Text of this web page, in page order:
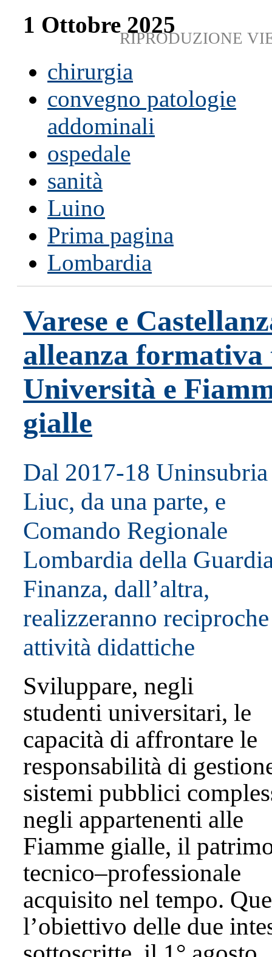
1 Ottobre 2025
RIPRODUZIONE
chirurgia
convegno patologie
addominali
ospedale
sanità
Luino
Prima pagina
Lombardia
Varese e
alleanza
Università e
gialle
Dal 2017-18 Uninsubria
Liuc, da una parte, e
Comando Regionale
Lombardia della
Finanza, dall’altra,
realizzeranno reciproche
attività didattiche
Sviluppare, negli
studenti universitari, le
capacità di affrontare le
responsabilità di
sistemi pubblici
negli appartenenti alle
Fiamme gialle, il
tecnico–professionale
acquisito nel tempo.
l’obiettivo delle due